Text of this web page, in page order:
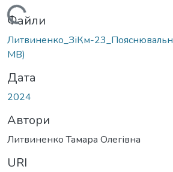
Вантажиться...
Файли
Литвиненко_ЗіКм-
MB)
Дата
2024
Автори
Литвиненко Тамара Олегівна
URI